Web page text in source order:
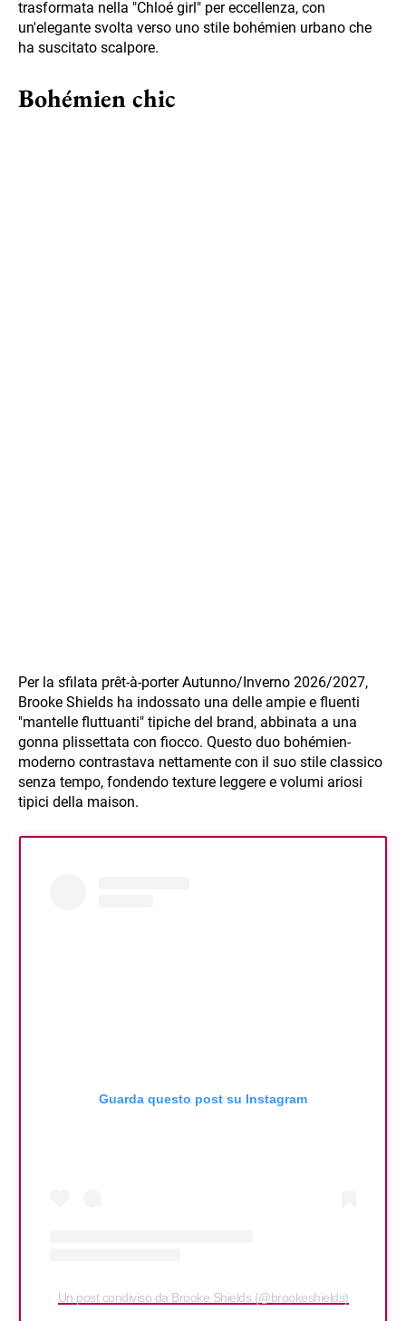
trasformata nella "Chloé girl" per eccellenza, con
un'elegante svolta verso uno stile bohémien urbano che
ha suscitato scalpore.
Bohémien chic
Per la sfilata prêt-à-porter Autunno/Inverno 2026/2027,
Brooke Shields ha indossato una delle ampie e fluenti
"mantelle fluttuanti" tipiche del brand, abbinata a una
gonna plissettata con fiocco. Questo duo bohémien-
moderno contrastava nettamente con il suo stile classico
senza tempo, fondendo texture leggere e volumi ariosi
tipici della maison.
Guarda questo post su Instagram
Un post condiviso da Brooke Shields (@brookeshields)